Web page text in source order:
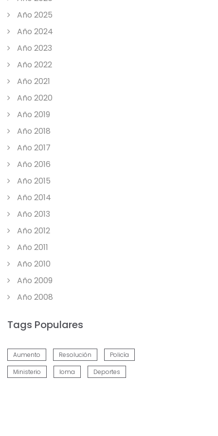
Año 2025
Año 2024
Año 2023
Año 2022
Año 2021
Año 2020
Año 2019
Año 2018
Año 2017
Año 2016
Año 2015
Año 2014
Año 2013
Año 2012
Año 2011
Año 2010
Año 2009
Año 2008
Tags Populares
Aumento Resolución Policía
Ministerio Ioma Deportes